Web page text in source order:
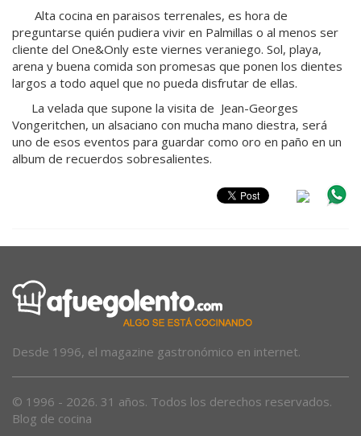
Alta cocina en paraisos terrenales, es hora de
preguntarse quién pudiera vivir en Palmillas o al menos ser
cliente del One&Only este viernes veraniego. Sol, playa,
arena y buena comida son promesas que ponen los dientes
largos a todo aquel que no pueda disfrutar de ellas.
La velada que supone la visita de Jean-Georges
Vongeritchen, un alsaciano con mucha mano diestra, será
uno de esos eventos para guardar como oro en paño en un
album de recuerdos sobresalientes.
Desde 1996, el magazine gastronómico en internet.
© 1996 - 2026. 31 años. Todos los derechos reservados.
Blog de cocina